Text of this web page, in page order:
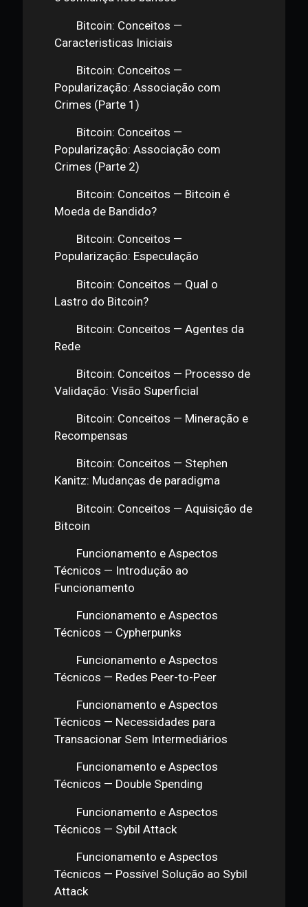
Kanitz: Relação direta com o dinheiro
e confiança nos bancos
Bitcoin: Conceitos —
Caracteristicas Iniciais
Bitcoin: Conceitos —
Popularização: Associação com
Crimes (Parte 1)
Bitcoin: Conceitos —
Popularização: Associação com
Bitcoin: Conceitos — Bitcoin é
Bitcoin: Conceitos —
Popularização: Especulação
Bitcoin: Conceitos — Qual o
Lastro do Bitcoin?
Bitcoin: Conceitos — Agentes da
Rede
Bitcoin: Conceitos — Processo de
Validação: Visão Superficial
Recompensas
Kanitz: Mudanças de paradigma
Bitcoin: Conceitos — Aquisição de
Funcionamento e Aspectos
Técnicos — Introdução ao
Funcionamento
Funcionamento e Aspectos
Técnicos — Cypherpunks
Funcionamento e Aspectos
Técnicos — Redes Peer-to-Peer
Funcionamento e Aspectos
Técnicos — Necessidades para
Transacionar Sem Intermediários
Funcionamento e Aspectos
Técnicos — Double Spending